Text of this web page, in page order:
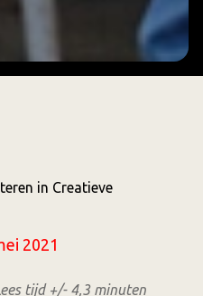
in Creatieve
2021
tijd +/- 4,3 minuten